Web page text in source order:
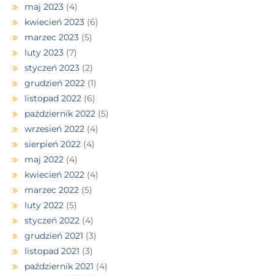
maj 2023 (4)
kwiecień 2023 (6)
marzec 2023 (5)
luty 2023 (7)
styczeń 2023 (2)
grudzień 2022 (1)
listopad 2022 (6)
październik 2022 (5)
wrzesień 2022 (4)
sierpień 2022 (4)
maj 2022 (4)
kwiecień 2022 (4)
marzec 2022 (5)
luty 2022 (5)
styczeń 2022 (4)
grudzień 2021 (3)
listopad 2021 (3)
październik 2021 (4)